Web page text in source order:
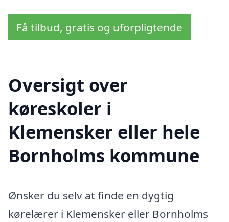
Få tilbud, gratis og uforpligtende
Oversigt over
køreskoler i
Klemensker eller hele
Bornholms kommune
Ønsker du selv at finde en dygtig
kørelærer i Klemensker eller Bornholms